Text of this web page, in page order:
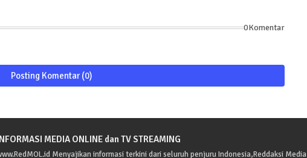
0Komentar
Posting Komentar (0)
MEDIA ONLINE dan TV STREAMING
Menyajikan informasi terkini dari seluruh penjuru Indonesia,Reddaksi Media